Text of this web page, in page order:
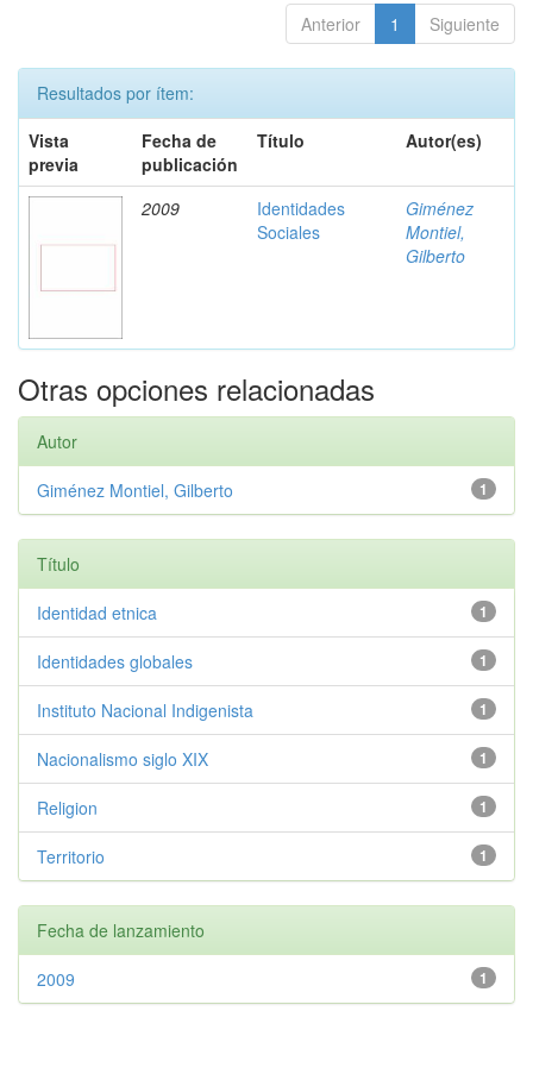
Anterior 1 Siguiente
Resultados por ítem:
Vista
previa
Fecha de
publicación
Título Autor(es)
2009
Identidades
Sociales
Giménez
Montiel,
Gilberto
Otras opciones relacionadas
Autor
1
Giménez Montiel, Gilberto
Título
1
Identidad etnica
1
Identidades globales
1
Instituto Nacional Indigenista
1
Nacionalismo siglo XIX
1
Religion
1
Territorio
Fecha de lanzamiento
1
2009